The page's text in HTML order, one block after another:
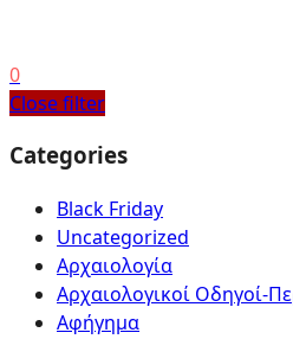
0
Close filter
Categories
Black Friday
Uncategorized
Αρχαιολογία
Αρχαιολογικοί Οδηγοί-
Αφήγημα